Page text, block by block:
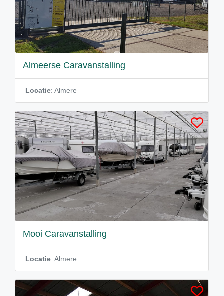
Almeerse Caravanstalling
Locatie: Almere
Mooi Caravanstalling
Locatie: Almere